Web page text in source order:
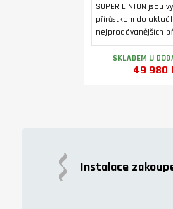
SUPER LINTON jsou
přírůstkem do
nejprodávanějších
Heritage. Povrchová
dýhou ve třech
variantách.
SKLADEM U
49 980
Instalace